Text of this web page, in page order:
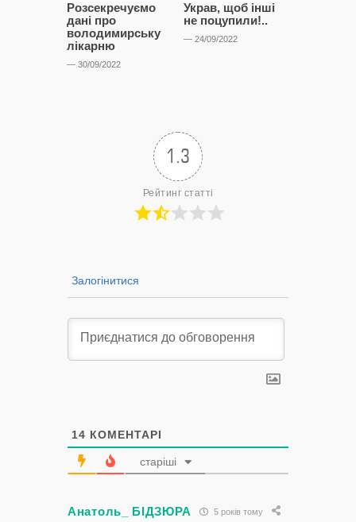
Розсекречуємо
дані про
володимирську
лікарню
— 30/09/2022
Украв, щоб інші
не поцупили!..
— 24/09/2022
1.3
Рейтинг статті
Залогінитися
14 КОМЕНТАРІ
старіші
Анатоль_ БІДЗЮРА 5 років тому